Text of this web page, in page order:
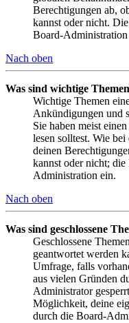
Berechtigungen ab,
kannst oder nicht.
Board-Administration
Nach oben
Was sind wichtige
Wichtige Themen
Ankündigungen und
Sie haben meist
lesen solltest. Wie
deinen
kannst oder nicht;
Administration ein.
Nach oben
Was sind geschlossene
Geschlossene
geantwortet werden
Umfrage, falls
aus vielen Gründen
Administrator
Möglichkeit, deine
durch die Board-